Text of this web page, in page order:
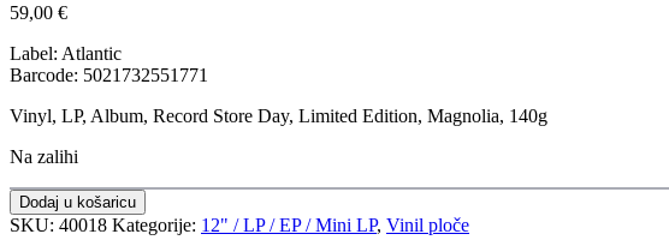
59,00 €
Label: Atlantic
Barcode: 5021732551771
Vinyl, LP, Album, Record Store Day, Limited Edition, Magnolia, 140g
Na zalihi
Dodaj u košaricu
SKU: 40018 Kategorije: 12" / LP / EP / Mini LP, Vinil ploče